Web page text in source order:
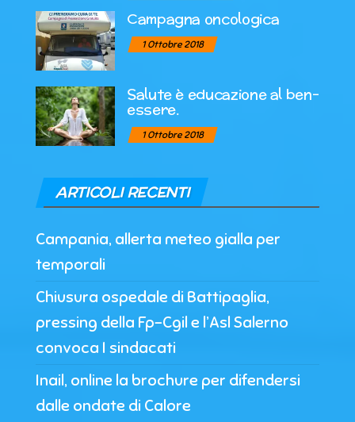
Campagna oncologica
1 Ottobre 2018
Salute è educazione al ben-
essere.
1 Ottobre 2018
ARTICOLI RECENTI
Campania, allerta meteo gialla per
temporali
Chiusura ospedale di Battipaglia,
pressing della Fp-Cgil e l’Asl Salerno
convoca I sindacati
Inail, online la brochure per difendersi
dalle ondate di Calore